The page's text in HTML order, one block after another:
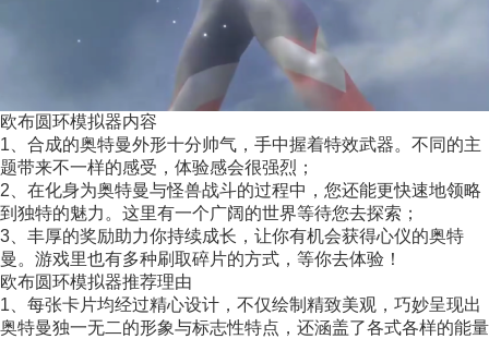
欧布圆环模拟器内容
1、合成的奥特曼外形十分帅气，手中握着特效武器。不同的主
题带来不一样的感受，体验感会很强烈；
2、在化身为奥特曼与怪兽战斗的过程中，您还能更快速地领略
到独特的魅力。这里有一个广阔的世界等待您去探索；
3、丰厚的奖励助力你持续成长，让你有机会获得心仪的奥特
曼。游戏里也有多种刷取碎片的方式，等你去体验！
欧布圆环模拟器推荐理由
1、每张卡片均经过精心设计，不仅绘制精致美观，巧妙呈现出
奥特曼独一无二的形象与标志性特点，还涵盖了各式各样的能量